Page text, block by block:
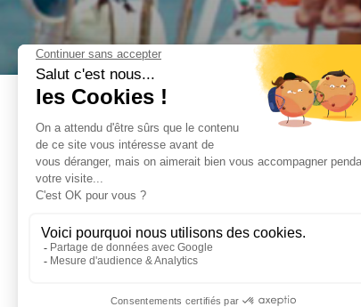
Party boat à Majorque
Votre Boat Party pour un enterrement de vie
Départ depuis le port de Palma. Votre voyage
Pendant le voyage, vous aurez des boissons,
Si l'activité est annulé par le prestataire en